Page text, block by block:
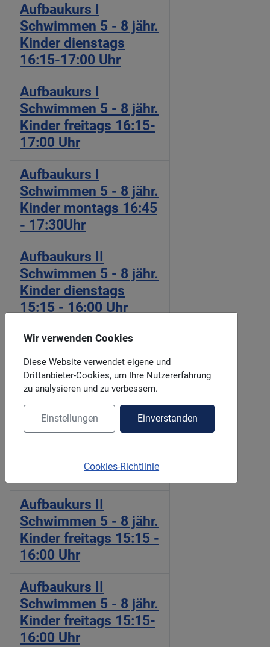
Wir verwenden Cookies
Diese Website verwendet eigene und
Drittanbieter-Cookies, um Ihre Nutzererfahrung
zu analysieren und zu verbessern.
Einstellungen Einverstanden
Cookies-Richtlinie
Aufbaukurs I
Schwimmen 5 - 8 jähr.
Kinder dienstags
16:15-17:00 Uhr
Aufbaukurs I
Schwimmen 5 - 8 jähr.
Kinder freitags 16:15-
17:00 Uhr
Aufbaukurs I
Schwimmen 5 - 8 jähr.
Kinder montags 16:45
- 17:30Uhr
Aufbaukurs II
Schwimmen 5 - 8 jähr.
Kinder dienstags
15:15 - 16:00 Uhr
Aufbaukurs II
Schwimmen 5 - 8 jähr.
Kinder dienstags
15:15 - 16:00 Uhr
Aufbaukurs II
Kinder dienstags
15:15 - 16:00 Uhr
Aufbaukurs II
Schwimmen 5 - 8 jähr.
Kinder freitags 15:15 -
16:00 Uhr
Aufbaukurs II
Schwimmen 5 - 8 jähr.
Kinder freitags 15:15-
16:00 Uhr